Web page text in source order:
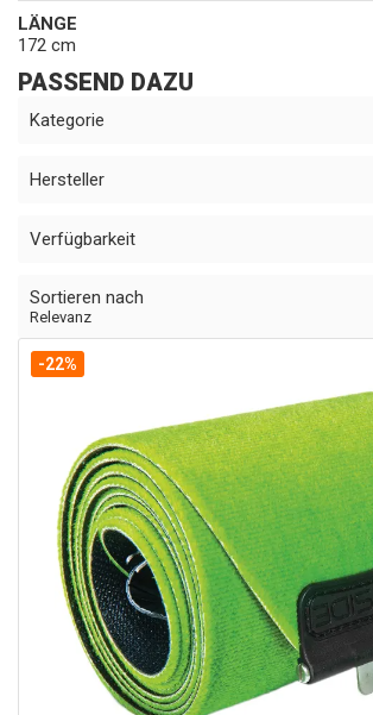
LÄNGE
172 cm
PASSEND DAZU
Kategorie
Hersteller
Verfügbarkeit
Sortieren nach
Relevanz
-22%